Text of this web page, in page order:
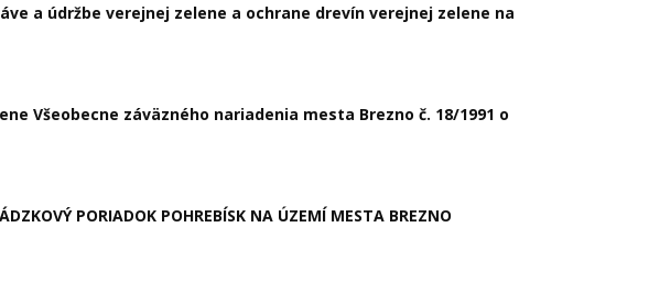
a údržbe verejnej zelene a ochrane drevín verejnej zelene na
Všeobecne záväzného nariadenia mesta Brezno č. 18/1991 o
PORIADOK POHREBÍSK NA ÚZEMÍ MESTA BREZNO